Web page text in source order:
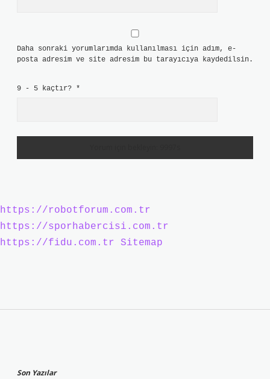
Daha sonraki yorumlarımda kullanılması için adım, e-
posta adresim ve site adresim bu tarayıcıya kaydedilsin.
9 - 5 kaçtır? *
https://robotforum.com.tr
https://sporhabercisi.com.tr
https://fidu.com.tr
Sitemap
Son Yazılar